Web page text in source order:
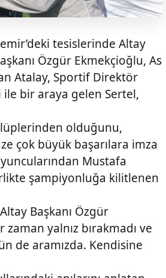
tesislerinde Altay
Özgür Ekmekçioğlu, As
Atalay, Sportif Direktör
bir araya gelen Sertel,
olduğunu,
çok büyük başarılara imza
Mustafa
şampiyonluğa kilitlenen
Başkanı Özgür
yalnız bırakmadı ve
de aramızda. Kendisine